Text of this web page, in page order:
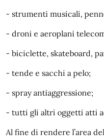
- strumenti musicali,
- droni e aeroplani
- biciclette, skateboard,
- tende e sacchi a pelo;
- spray antiaggressione;
- tutti gli altri oggetti atti
Al fine di rendere l’area